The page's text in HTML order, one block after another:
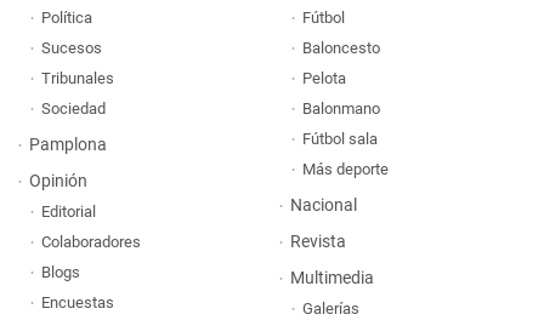
Política
Sucesos
Tribunales
Sociedad
Pamplona
Opinión
Editorial
Colaboradores
Blogs
Encuestas
Fútbol
Baloncesto
Pelota
Balonmano
Fútbol sala
Más deporte
Nacional
Revista
Multimedia
Galerías